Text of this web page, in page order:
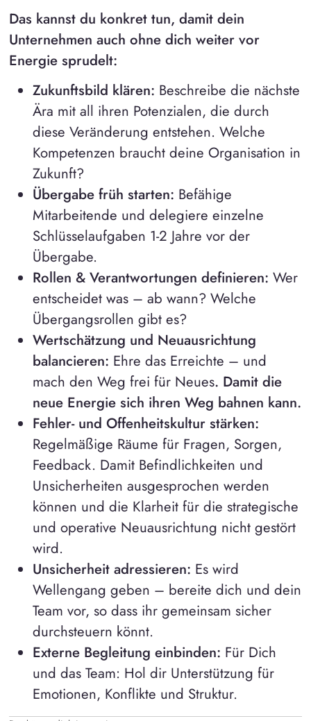
Das kannst du konkret tun, damit dein
Unternehmen auch ohne dich weiter vor
Energie sprudelt:
Zukunftsbild klären: Beschreibe die nächste
Ära mit all ihren Potenzialen, die durch
diese Veränderung entstehen. Welche
Kompetenzen braucht deine Organisation in
Zukunft?
Übergabe früh starten: Befähige
Mitarbeitende und delegiere einzelne
Schlüsselaufgaben 1-2 Jahre vor der
Übergabe.
Rollen & Verantwortungen definieren: Wer
entscheidet was – ab wann? Welche
Übergangsrollen gibt es?
Wertschätzung und Neuausrichtung
balancieren: Ehre das Erreichte – und
mach den Weg frei für Neues. Damit die
neue Energie sich ihren Weg bahnen kann.
Fehler- und Offenheitskultur stärken:
Regelmäßige Räume für Fragen, Sorgen,
Feedback. Damit Befindlichkeiten und
Unsicherheiten ausgesprochen werden
können und die Klarheit für die strategische
und operative Neuausrichtung nicht gestört
wird.
Unsicherheit adressieren: Es wird
Wellengang geben – bereite dich und dein
Team vor, so dass ihr gemeinsam sicher
durchsteuern könnt.
Externe Begleitung einbinden: Für Dich
und das Team: Hol dir Unterstützung für
Emotionen, Konflikte und Struktur.